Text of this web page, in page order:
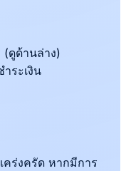
(ดูด้านล่าง)
ระเงิน
คร่งครัด หากมีการ